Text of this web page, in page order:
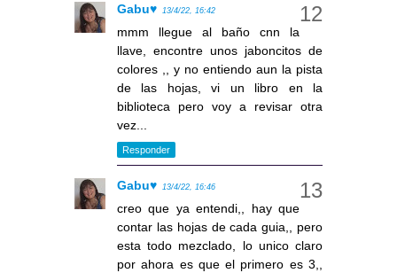
Gabu♥ 13/4/22, 16:42
mmm llegue al baño cnn la
llave, encontre unos jaboncitos de
colores ,, y no entiendo aun la pista
de las hojas, vi un libro en la
biblioteca pero voy a revisar otra
vez...
Responder
Gabu♥ 13/4/22, 16:46
creo que ya entendi,, hay que
contar las hojas de cada guia,, pero
esta todo mezclado, lo unico claro
por ahora es que el primero es 3,,